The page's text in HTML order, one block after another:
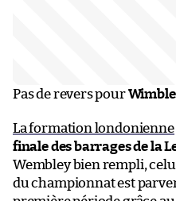
Pas de revers pour
La formation londonienne
finale des barrages de la
Wembley bien rempli,
du championnat est